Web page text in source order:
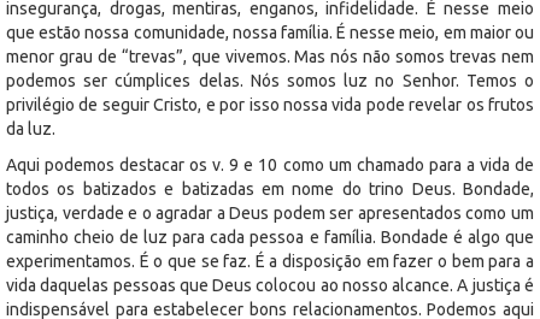
insegurança, drogas, mentiras, enganos, infidelidade. É nesse meio
que estão nossa comunidade, nossa família. É nesse meio, em maior ou
menor grau de “trevas”, que vivemos. Mas nós não somos trevas nem
podemos ser cúmplices delas. Nós somos luz no Senhor. Temos o
privilégio de seguir Cristo, e por isso nossa vida pode revelar os frutos
da luz.
Aqui podemos destacar os v. 9 e 10 como um chamado para a vida de
todos os batizados e batizadas em nome do trino Deus. Bondade,
justiça, verdade e o agradar a Deus podem ser apresentados como um
caminho cheio de luz para cada pessoa e família. Bondade é algo que
experimentamos. É o que se faz. É a disposição em fazer o bem para a
vida daquelas pessoas que Deus colocou ao nosso alcance. A justiça é
indispensável para estabelecer bons relacionamentos. Podemos aqui